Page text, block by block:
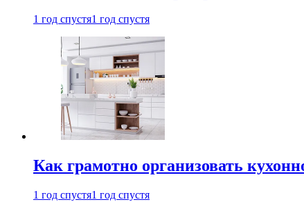
1 год спустя1 год спустя
Как грамотно организовать
1 год спустя1 год спустя